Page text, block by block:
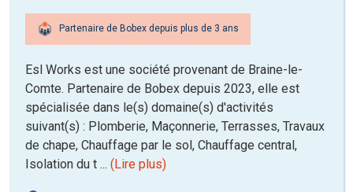
Partenaire de Bobex depuis plus de 3 ans
Esl Works est une société provenant de Braine-le-
Comte. Partenaire de Bobex depuis 2023, elle est
spécialisée dans le(s) domaine(s) d'activités
suivant(s) : Plomberie, Maçonnerie, Terrasses, Travaux
de chape, Chauffage par le sol, Chauffage central,
Isolation du t ... (Lire plus)